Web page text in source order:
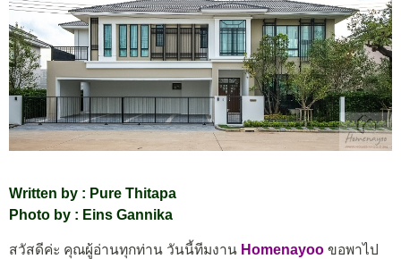
Written by : Pure Thitapa
Photo by : Eins Gannika
สวัสดีค่ะ คุณผู้อ่านทุกท่าน วันนี้ทีมงาน Homenayoo ขอพาไป